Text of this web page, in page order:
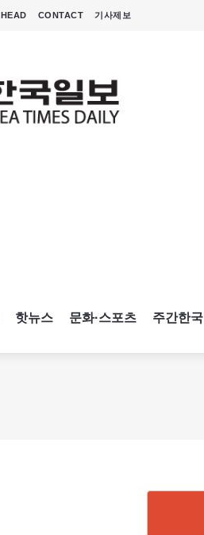
CONTACT 기사제보
핫뉴스 문화·스포츠 주간한국